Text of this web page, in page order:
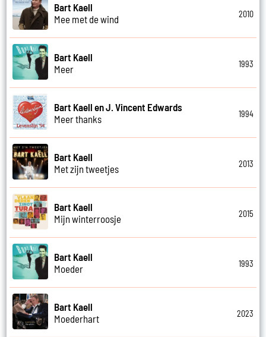
Bart Kaell
Mee met de wind
2010
Bart Kaell
Meer
1993
Bart Kaell en J. Vincent Edwards
Meer thanks
1994
Bart Kaell
Met zijn tweetjes
2013
Bart Kaell
Mijn winterroosje
2015
Bart Kaell
Moeder
1993
Bart Kaell
Moederhart
2023